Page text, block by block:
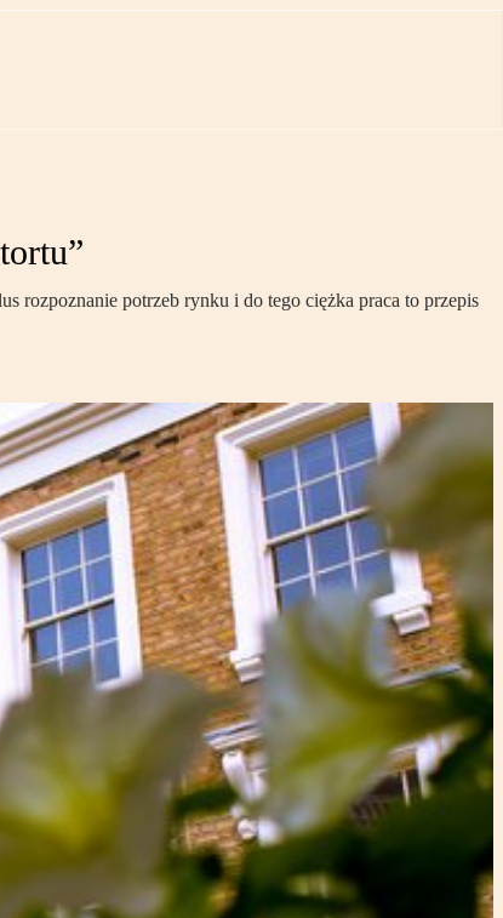
rozpoznanie potrzeb rynku i do tego ciężka praca to przepis